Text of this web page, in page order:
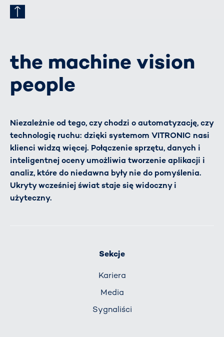
the machine vision
people
Niezależnie od tego, czy chodzi o automatyzację, czy
technologię ruchu: dzięki systemom VITRONIC nasi
klienci widzą więcej. Połączenie sprzętu, danych i
inteligentnej oceny umożliwia tworzenie aplikacji i
analiz, które do niedawna były nie do pomyślenia.
Ukryty wcześniej świat staje się widoczny i
użyteczny.
Sekcje
Kariera
Media
Sygnaliści